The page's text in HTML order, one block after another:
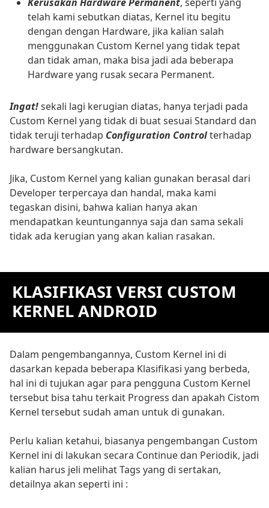
telah kami sebutkan diatas, Kernel itu begitu
dengan dengan Hardware, jika kalian salah
menggunakan Custom Kernel yang tidak tepat
dan tidak aman, maka bisa jadi ada beberapa
Hardware yang rusak secara Permanent.
Ingat!sekali lagi kerugian diatas, hanya terjadi pada
Custom Kernel yang tidak di buat sesuai Standard dan
tidak teruji terhadap Configuration Controlterhadap
hardware bersangkutan.
Jika, Custom Kernel yang kalian gunakan berasal dari
Developer terpercaya dan handal, maka kami
tegaskan disini, bahwa kalian hanya akan
mendapatkan keuntungannya saja dan sama sekali
tidak ada kerugian yang akan kalian rasakan.
KLASIFIKASI VERSI CUSTOM
KERNEL ANDROID
Dalam pengembangannya, Custom Kernel ini di
dasarkan kepada beberapa Klasifikasi yang berbeda,
hal ini di tujukan agar para pengguna Custom Kernel
tersebut bisa tahu terkait Progress dan apakah Cistom
Kernel tersebut sudah aman untuk di gunakan.
Perlu kalian ketahui, biasanya pengembangan Custom
Kernel ini di lakukan secara Continue dan Periodik, jadi
kalian harus jeli melihat Tags yang di sertakan,
detailnya akan seperti ini :